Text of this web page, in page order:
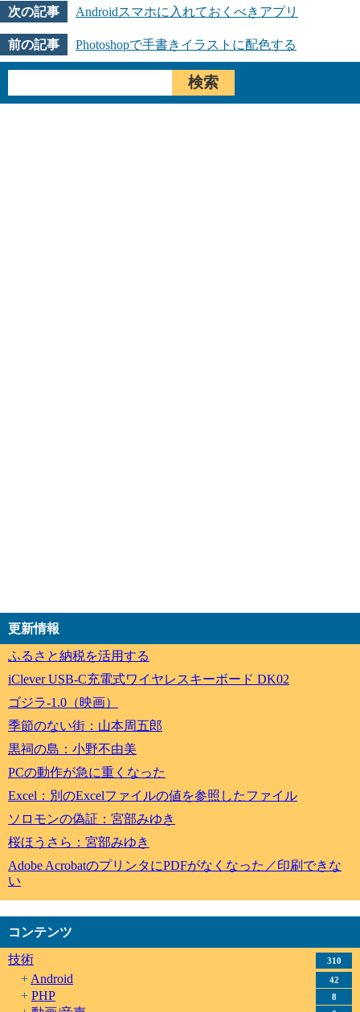
Androidスマホに入れておくべきアプリ
Photoshopで手書きイラストに配色する
更新情報
ふるさと納税を活用する
iClever USB-C充電式ワイヤレスキーボード DK02
ゴジラ-1.0（映画）
季節のない街：山本周五郎
黒祠の島：小野不由美
PCの動作が急に重くなった
Excel：別のExcelファイルの値を参照したファイル
ソロモンの偽証：宮部みゆき
桜ほうさら：宮部みゆき
Adobe AcrobatのプリンタにPDFがなくなった／印刷できな
い
コンテンツ
技術
310
Android 42
PHP 8